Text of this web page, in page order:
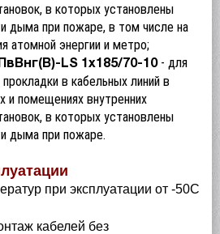
в которых установлены
дыма при пожаре, в том числе на
атомной энергии и метро;
LS 1х185/70-10- для
в кабельных линий в
и помещениях внутренних
в которых установлены
дыма при пожаре.
при эксплуатации от -50С
кабелей без